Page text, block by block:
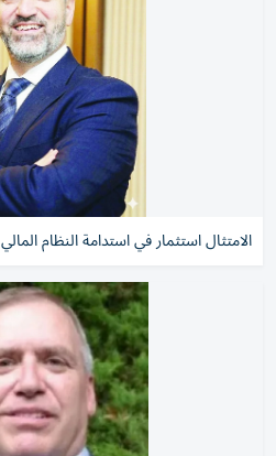
الامتثال استثمار في استدامة النظام المالي